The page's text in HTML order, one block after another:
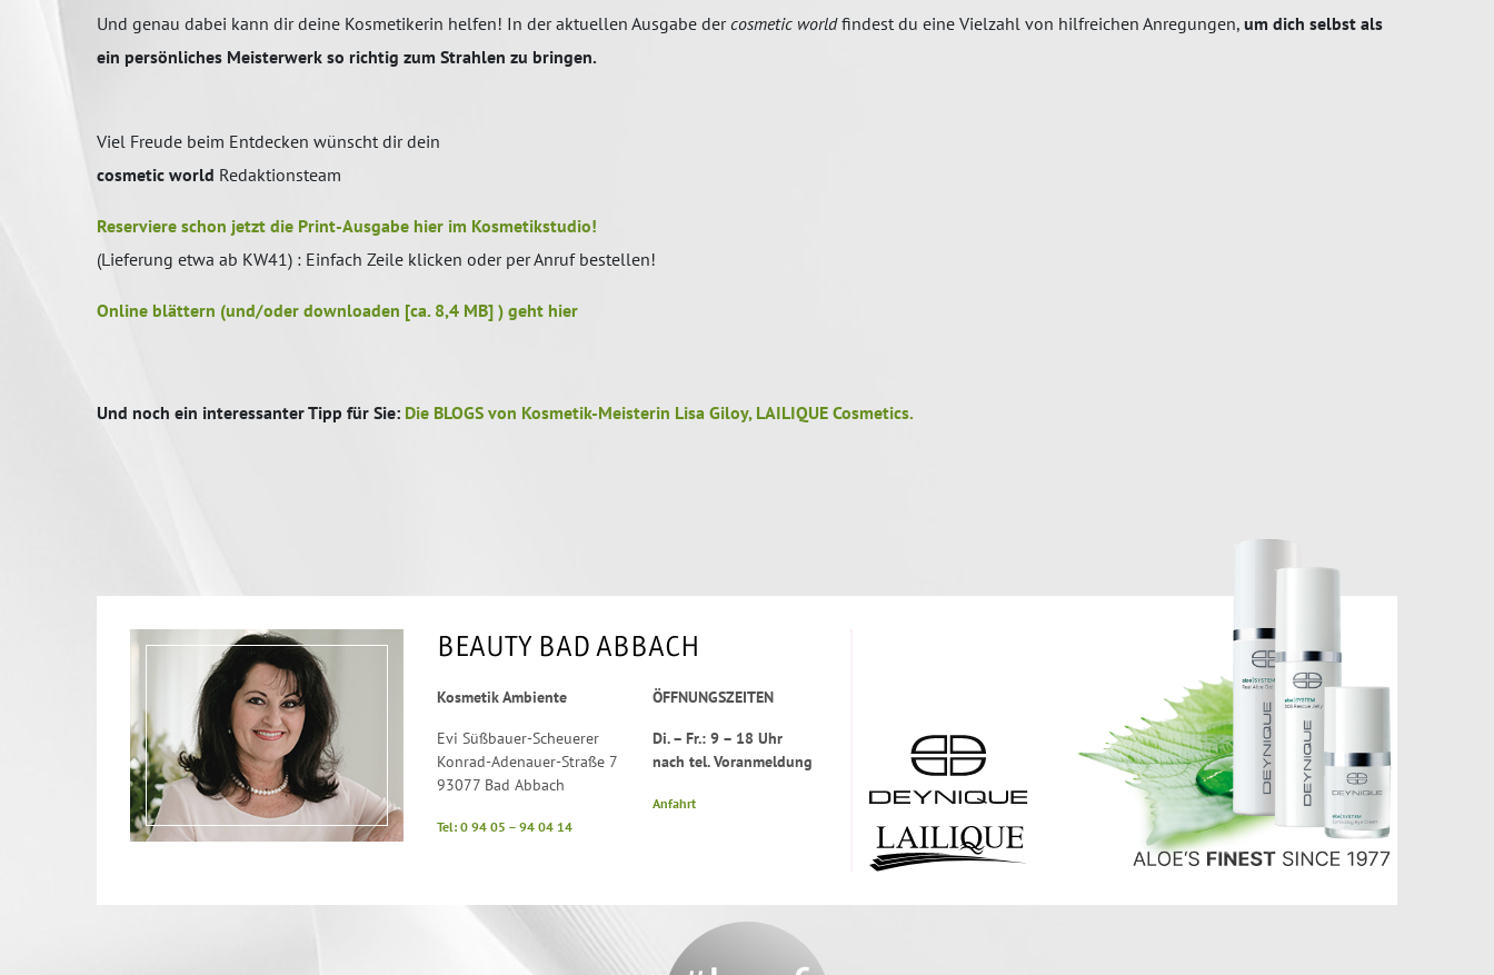
Und genau dabei kann dir deine Kosmetikerin helfen! In der aktuellen Ausgabe dercosmetic worldfindest du eine Vielzahl von hilfreichen Anregungen, um dich selbst als
ein persönliches Meisterwerk so richtig zum Strahlen zu bringen.
Viel Freude beim Entdecken wünscht dir dein
cosmetic world Redaktionsteam
Reserviere schon jetzt die Print-Ausgabe hier im Kosmetikstudio!
(Lieferung etwa ab KW41) : Einfach Zeile klicken oder per Anruf bestellen!
Online blättern (und/oder downloaden [ca. 8,4 MB] ) geht hier
Und noch ein interessanter Tipp für Sie: Die BLOGS von Kosmetik-Meisterin Lisa Giloy, LAILIQUE Cosmetics.
BEAUTY BAD ABBACH
Kosmetik Ambiente
Evi Süßbauer-Scheuerer
Konrad-Adenauer-Straße 7
93077 Bad Abbach
Tel: 0 94 05 – 94 04 14
ÖFFNUNGSZEITEN
Di. – Fr.: 9 – 18 Uhr
nach tel. Voranmeldung
Anfahrt